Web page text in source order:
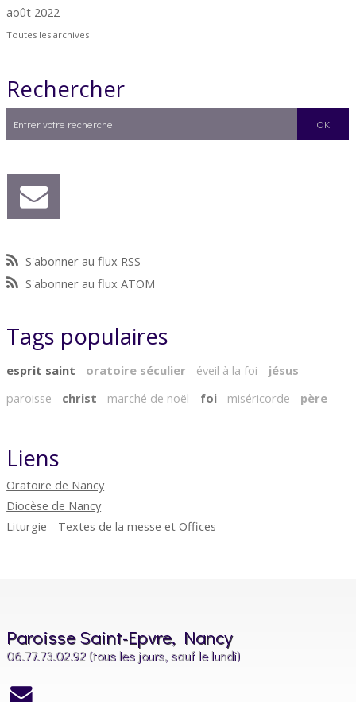
août 2022
Toutes les archives
Rechercher
S'abonner au flux RSS
S'abonner au flux ATOM
Tags populaires
esprit saint oratoire séculier éveil à la foi
jésus
paroisse
christ marché de noël foi miséricorde père
Liens
Oratoire de Nancy
Diocèse de Nancy
Liturgie - Textes de la messe et Offices
Paroisse Saint-Epvre, Nancy
06.77.73.02.92 (tous les jours, sauf le lundi)